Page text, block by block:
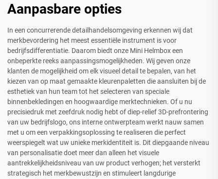
Aanpasbare opties
In een concurrerende detailhandelsomgeving erkennen wij dat
merkbevordering het meest essentiële instrument is voor
bedrijfsdifferentiatie. Daarom biedt onze Mini Helmbox een
onbeperkte reeks aanpassingsmogelijkheden. Wij geven onze
klanten de mogelijkheid om elk visueel detail te bepalen, van het
kiezen van op maat gemaakte kleurenpaletten die aansluiten bij de
esthetiek van hun team tot het selecteren van speciale
binnenbekledingen en hoogwaardige merktechnieken. Of u nu
precisiedruk met zeefdruk nodig hebt of diep-relief 3D-prefrontering
van uw bedrijfslogo, ons interne ontwerpteam werkt nauw samen
met u om een verpakkingsoplossing te realiseren die perfect
weerspiegelt wat uw unieke merkidentiteit is. Dit diepgaande niveau
van personalisatie doet meer dan alleen het visuele
aantrekkelijkheidsniveau van uw product verhogen; het versterkt
strategisch het merkbewustzijn en stimuleert langdurige